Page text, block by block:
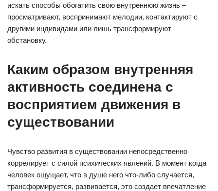
искать способы обогатить свою внутреннюю жизнь –
просматривают, воспринимают мелодии, контактируют с
другими индивидами или лишь трансформируют
обстановку.
Каким образом внутренняя
активность соединена с
восприятием движения в
существовании
Чувство развития в существовании непосредственно
коррелирует с силой психических явлений. В момент когда
человек ощущает, что в душе него что-либо случается,
трансформируется, развивается, это создает впечатление